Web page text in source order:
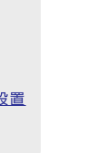
置